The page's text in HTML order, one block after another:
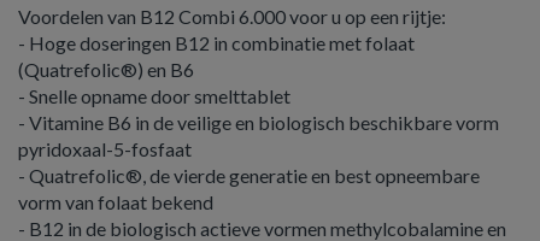
Voordelen van B12 Combi 6.000 voor u op een rijtje:
- Hoge doseringen B12 in combinatie met folaat
(Quatrefolic®) en B6
- Snelle opname door smelttablet
- Vitamine B6 in de veilige en biologisch beschikbare vorm
pyridoxaal-5-fosfaat
- Quatrefolic®, de vierde generatie en best opneembare
vorm van folaat bekend
- B12 in de biologisch actieve vormen methylcobalamine en